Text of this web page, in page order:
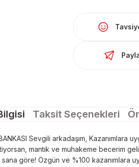
Taksit Seçenekleri
Sevgili arkadaşım,
mantık ve muhakeme becerim
sana göre! Özgün ve %100 kazanımlara